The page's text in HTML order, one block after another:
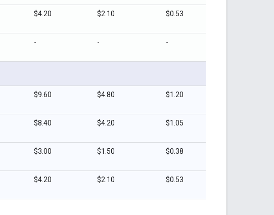
$4.20 $2.10 $0.53
- - -
$9.60 $4.80 $1.20
$8.40 $4.20 $1.05
$3.00 $1.50 $0.38
$4.20 $2.10 $0.53